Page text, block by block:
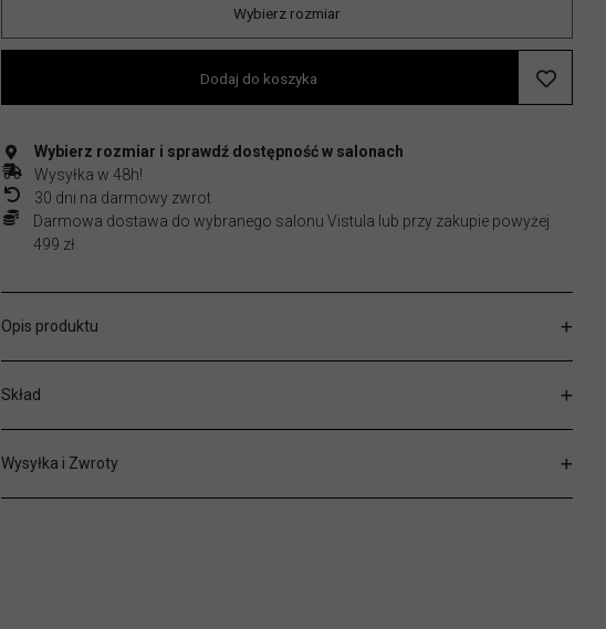
Wybierz rozmiar
Dodaj do koszyka
Wybierz rozmiar i sprawdź dostępność w salonach
Wysyłka w 48h!
30 dni na darmowy zwrot
Darmowa dostawa do wybranego salonu Vistula lub przy zakupie powyżej
499 zł.
Opis produktu
Skład
Wysyłka i Zwroty